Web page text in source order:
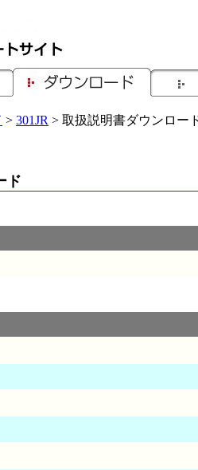
> 301JR > 取扱説明書ダウンロー
ド